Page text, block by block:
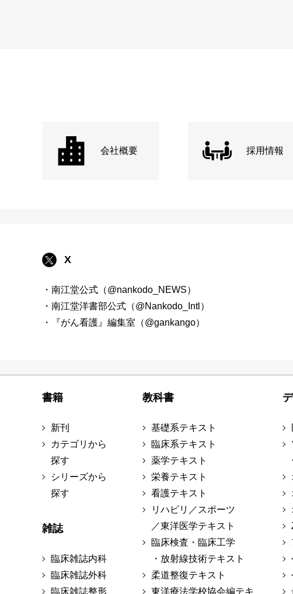
会社概要 採用情報
X
・南江堂公式（@nankodo_NEWS）
・南江堂洋書部公式（@Nankodo_Intl）
・『がん看護』編集室（@gankango）
書籍
新刊
カテゴリから
探す
シリーズから
探す
雑誌
臨床雑誌内科
臨床雑誌外科
臨床雑誌整形
教科書
基礎系テキスト
臨床系テキスト
薬学テキスト
栄養テキスト
看護テキスト
リハビリ／スポーツ
／東洋医学テキスト
臨床検査・臨床工学
・放射線技術テキスト
柔道整復テキスト
東洋療法学校協会編テキ